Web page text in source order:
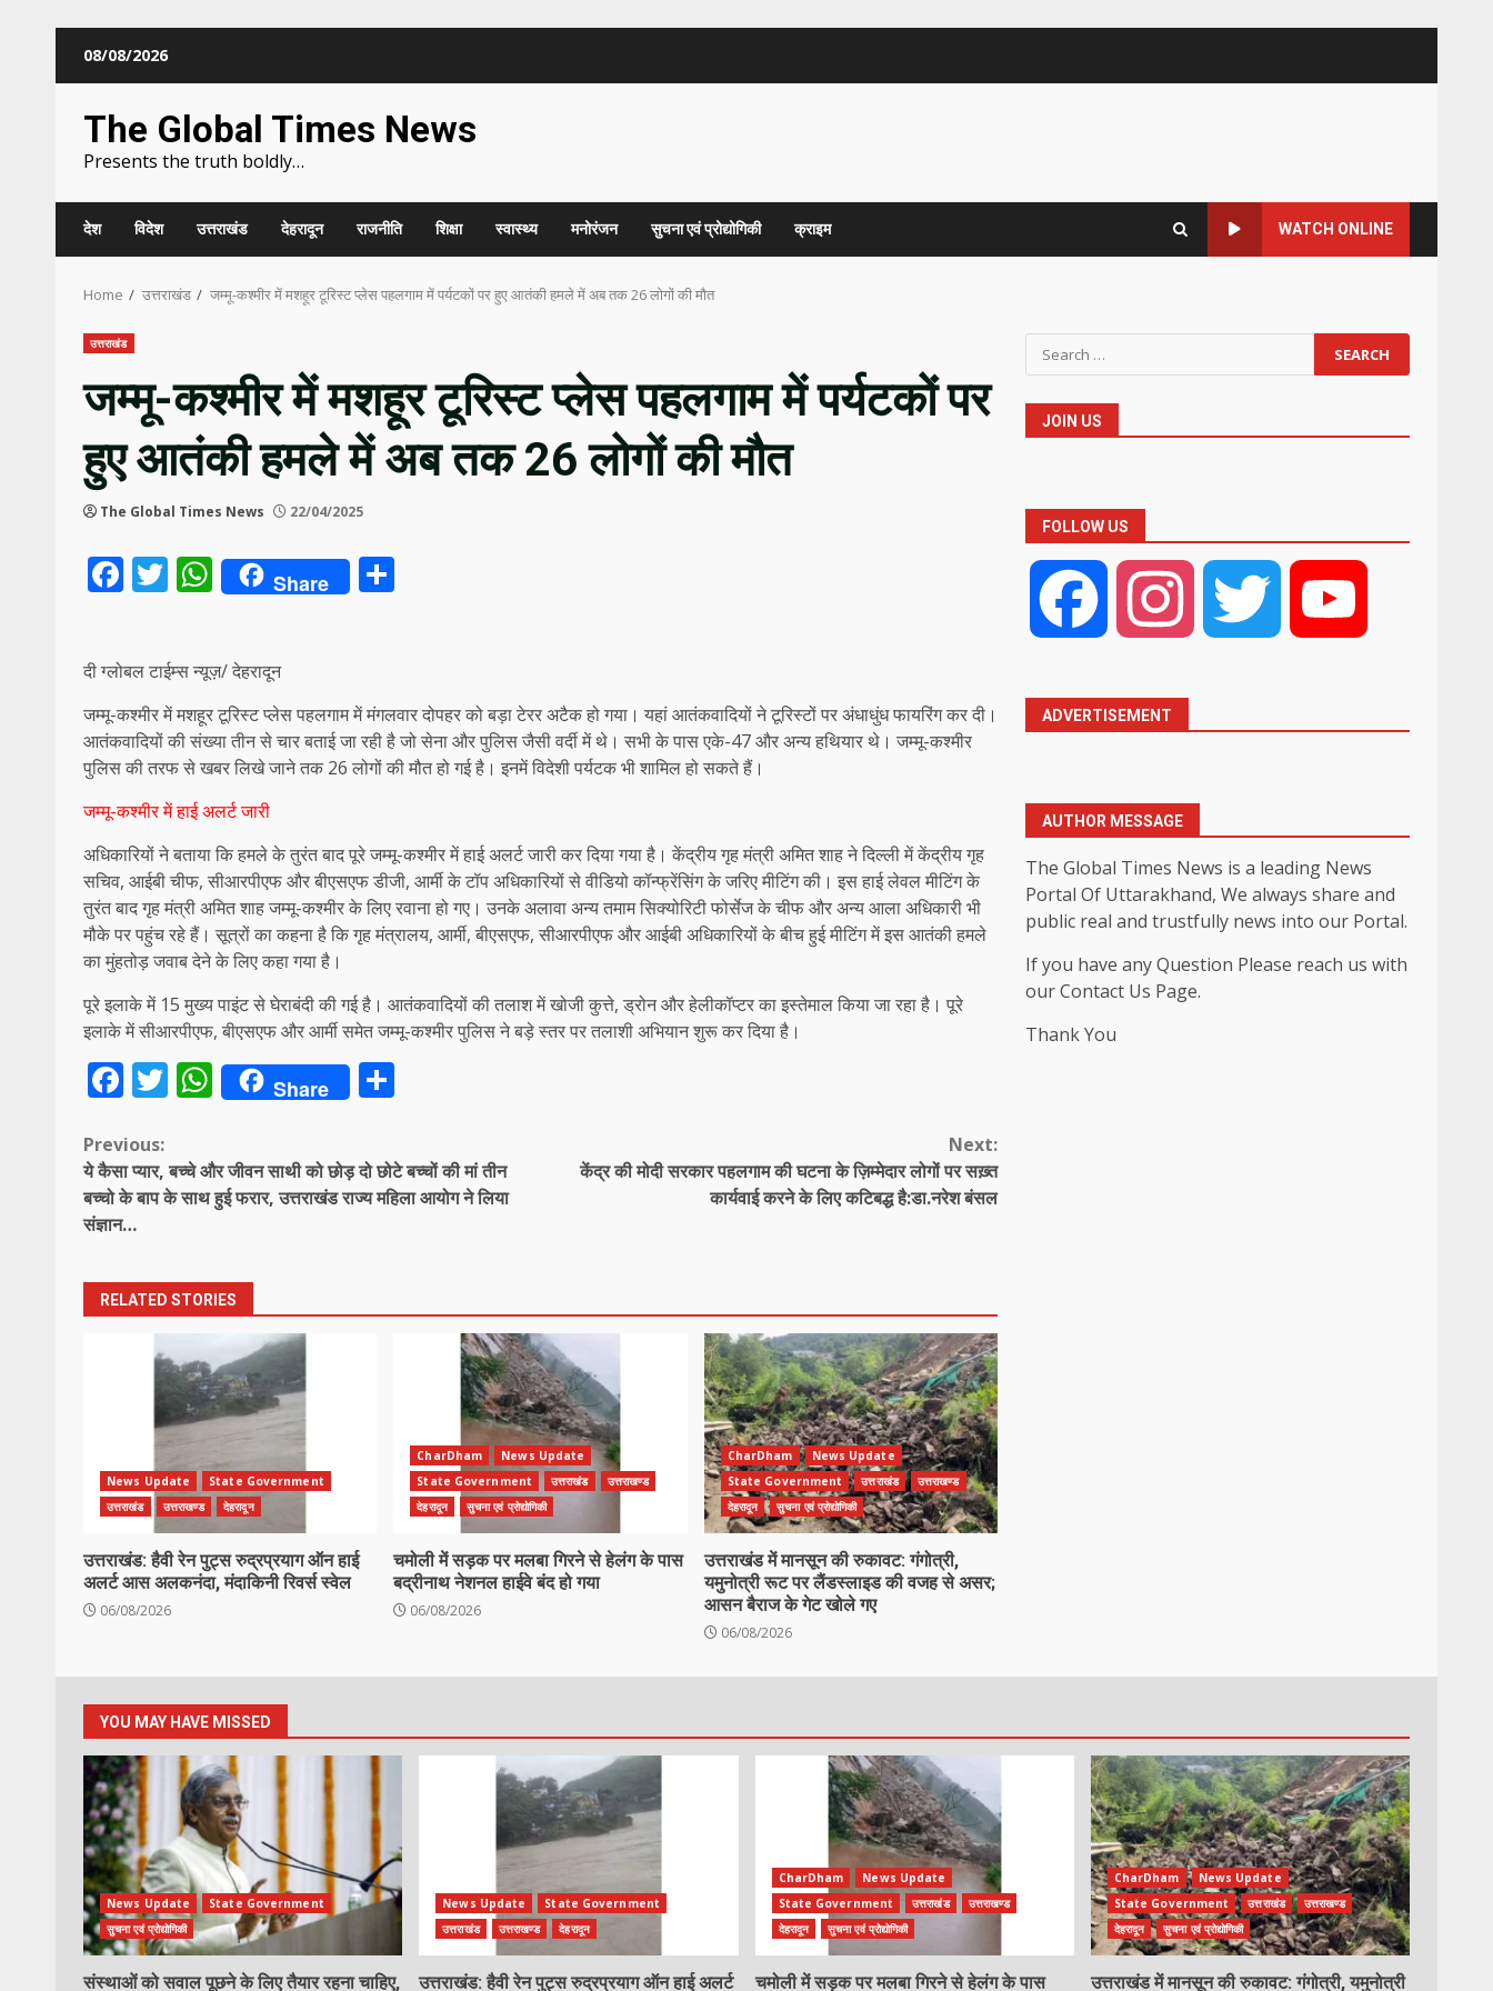
08/08/2026
The Global Times News
Presents the truth boldly…
देश विदेश उत्तराखंड देहरादून राजनीति शिक्षा स्वास्थ्य मनोरंजन सुचना एवं प्रोद्योगिकी क्राइम WATCH ONLINE
Home उत्तराखंड जम्मू-कश्मीर में मशहूर टूरिस्ट प्लेस पहलगाम में पर्यटकों पर हुए आतंकी हमले में अब तक 26 लोगों की मौत
उत्तराखंड
जम्मू-कश्मीर में मशहूर टूरिस्ट प्लेस पहलगाम में पर्यटकों पर
हुए आतंकी हमले में अब तक 26 लोगों की मौत
The Global Times News 22/04/2025
Facebook
Twitter
WhatsApp
Share
दी ग्लोबल टाईम्स न्यूज़/ देहरादून
जम्मू-कश्मीर में मशहूर टूरिस्ट प्लेस पहलगाम में मंगलवार दोपहर को बड़ा टेरर अटैक हो गया। यहां आतंकवादियों ने टूरिस्टों पर अंधाधुंध फायरिंग कर दी।
आतंकवादियों की संख्या तीन से चार बताई जा रही है जो सेना और पुलिस जैसी वर्दी में थे। सभी के पास एके-47 और अन्य हथियार थे। जम्मू-कश्मीर
पुलिस की तरफ से खबर लिखे जाने तक 26 लोगों की मौत हो गई है। इनमें विदेशी पर्यटक भी शामिल हो सकते हैं।
जम्मू-कश्मीर में हाई अलर्ट जारी
अधिकारियों ने बताया कि हमले के तुरंत बाद पूरे जम्मू-कश्मीर में हाई अलर्ट जारी कर दिया गया है। केंद्रीय गृह मंत्री अमित शाह ने दिल्ली में केंद्रीय गृह
सचिव, आईबी चीफ, सीआरपीएफ और बीएसएफ डीजी, आर्मी के टॉप अधिकारियों से वीडियो कॉन्फ्रेंसिंग के जरिए मीटिंग की। इस हाई लेवल मीटिंग के
तुरंत बाद गृह मंत्री अमित शाह जम्मू-कश्मीर के लिए रवाना हो गए। उनके अलावा अन्य तमाम सिक्योरिटी फोर्सेज के चीफ और अन्य आला अधिकारी भी
मौके पर पहुंच रहे हैं। सूत्रों का कहना है कि गृह मंत्रालय, आर्मी, बीएसएफ, सीआरपीएफ और आईबी अधिकारियों के बीच हुई मीटिंग में इस आतंकी हमले
का मुंहतोड़ जवाब देने के लिए कहा गया है।
पूरे इलाके में 15 मुख्य पाइंट से घेराबंदी की गई है। आतंकवादियों की तलाश में खोजी कुत्ते, ड्रोन और हेलीकॉप्टर का इस्तेमाल किया जा रहा है। पूरे
इलाके में सीआरपीएफ, बीएसएफ और आर्मी समेत जम्मू-कश्मीर पुलिस ने बड़े स्तर पर तलाशी अभियान शुरू कर दिया है।
Facebook
Twitter
WhatsApp
Share
Continue
Reading
Previous:
ये कैसा प्यार, बच्चे और जीवन साथी को छोड़ दो छोटे बच्चों की मां तीन
बच्चो के बाप के साथ हुई फरार, उत्तराखंड राज्य महिला आयोग ने लिया
संज्ञान…
Next:
केंद्र की मोदी सरकार पहलगाम की घटना के ज़िम्मेदार लोगों पर सख़्त
कार्यवाई करने के लिए कटिबद्ध है:डा.नरेश बंसल
RELATED STORIES
News Update
State Government
उत्तराखंड
उत्तराखण्ड देहरादून
उत्तराखंड: हैवी रेन पुट्स रुद्रप्रयाग ऑन हाई
अलर्ट आस अलकनंदा, मंदाकिनी रिवर्स स्वेल
06/08/2026
CharDham
News Update
State Government
उत्तराखंड
उत्तराखण्ड
देहरादून
सुचना एवं प्रोद्योगिकी
चमोली में सड़क पर मलबा गिरने से हेलंग के पास
बद्रीनाथ नेशनल हाईवे बंद हो गया
06/08/2026
CharDham
News Update
State Government
उत्तराखंड
उत्तराखण्ड
देहरादून
सुचना एवं प्रोद्योगिकी
उत्तराखंड में मानसून की रुकावट: गंगोत्री,
यमुनोत्री रूट पर लैंडस्लाइड की वजह से असर;
आसन बैराज के गेट खोले गए
06/08/2026
Search
for:
JOIN US
FOLLOW US
Facebook Instagram Twitter
ADVERTISEMENT
AUTHOR MESSAGE
The Global Times News is a leading News
Portal Of Uttarakhand, We always share and
public real and trustfully news into our Portal.
If you have any Question Please reach us with
our Contact Us Page.
Thank You
YOU MAY HAVE MISSED
News Update
State Government
सुचना एवं प्रोद्योगिकी
संस्थाओं को सवाल पूछने के लिए तैयार रहना चाहिए,
News Update
State Government
उत्तराखंड
उत्तराखण्ड देहरादून
उत्तराखंड: हैवी रेन पुट्स रुद्रप्रयाग ऑन हाई अलर्ट
CharDham
News Update
State Government
उत्तराखंड
उत्तराखण्ड
देहरादून
सुचना एवं प्रोद्योगिकी
चमोली में सड़क पर मलबा गिरने से हेलंग के पास
CharDham
News Update
State Government
उत्तराखंड
उत्तराखण्ड
देहरादून
सुचना एवं प्रोद्योगिकी
उत्तराखंड में मानसून की रुकावट: गंगोत्री, यमुनोत्री